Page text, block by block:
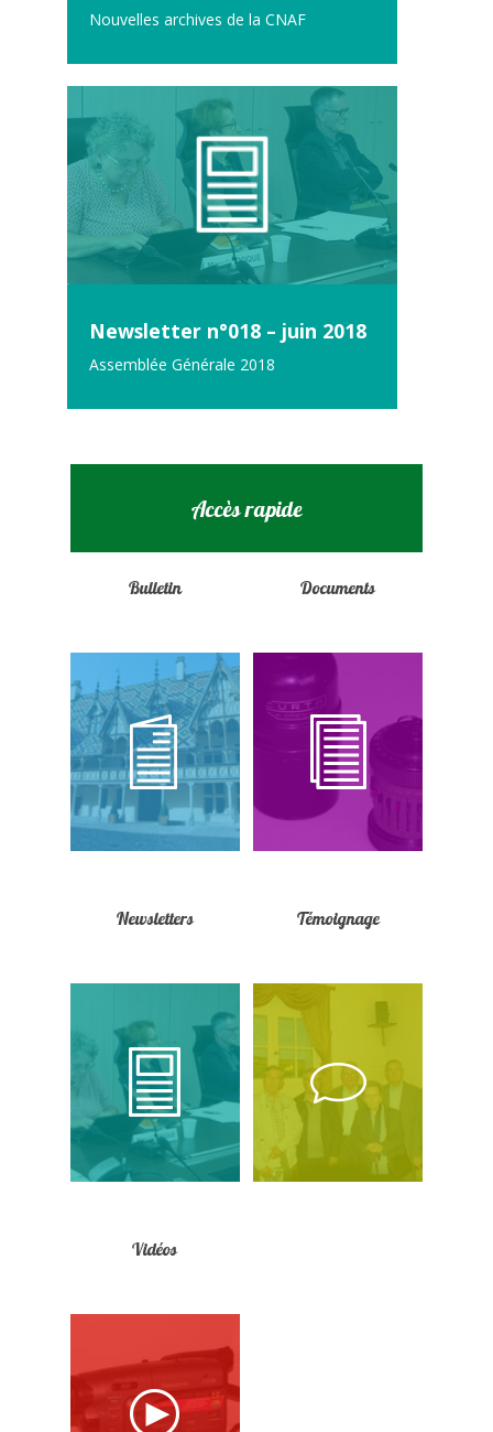
Nouvelles archives de la CNAF
Newsletter n°018 – juin 2018
Assemblée Générale 2018
Accès rapide
Bulletin Documents
Newsletters Témoignage
Vidéos